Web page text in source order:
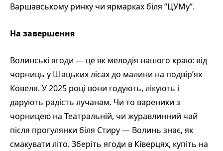
Варшавському ринку чи ярмарках біля “ЦУМу”.
На завершення
Волинські ягоди — це як мелодія нашого краю: від
чорниць у Шацьких лісах до малини на подвір’ях
Ковеля. У 2025 році вони годують, лікують і
дарують радість лучанам. Чи то вареники з
чорницею на Театральній, чи журавлинний чай
після прогулянки біля Стиру — Волинь знає, як
смакувати літо. Зберіть ягоди в Ківерцях, купіть на